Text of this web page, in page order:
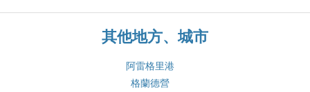
其他地方、城市
阿雷格里港
格蘭德營